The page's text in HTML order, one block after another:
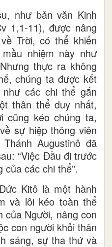
như bản văn Kinh
1,1-11), được nâng
Trời, có thể khiến
nhiệm này như
thực ra không
chúng ta được kết
các chi thể gắn
thân thể duy nhất,
cũng kéo chúng ta,
sự hiệp thông viên
Augustinô đã
“Việc Đầu đi trước
các chi thể”.
Kitô là một hành
và lôi kéo toàn thể
của Người, nâng con
con người khỏi thân
sáng, sự tha thứ và